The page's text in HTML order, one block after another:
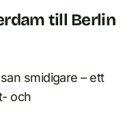
till Berlin
smidigare – ett
och